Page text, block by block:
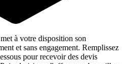
à votre disposition son
et sans engagement. Remplissez
pour recevoir des devis